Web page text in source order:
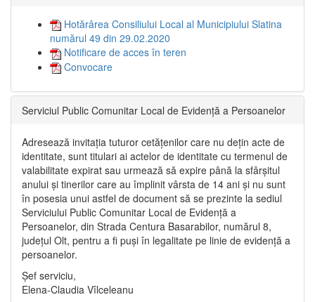
Hotărârea Consiliului Local al Municipiului Slatina
numărul 49 din 29.02.2020
Notificare de acces în teren
Convocare
Serviciul Public Comunitar Local de Evidență a Persoanelor
Adresează invitația tuturor cetățenilor care nu dețin acte de
identitate, sunt titulari ai actelor de identitate cu termenul de
valabilitate expirat sau urmează să expire până la sfârșitul
anului și tinerilor care au împlinit vârsta de 14 ani și nu sunt
în posesia unui astfel de document să se prezinte la sediul
Serviciului Public Comunitar Local de Evidență a
Persoanelor, din Strada Centura Basarabilor, numărul 8,
județul Olt, pentru a fi puși în legalitate pe linie de evidență a
persoanelor.
Șef serviciu,
Elena-Claudia Vîlceleanu